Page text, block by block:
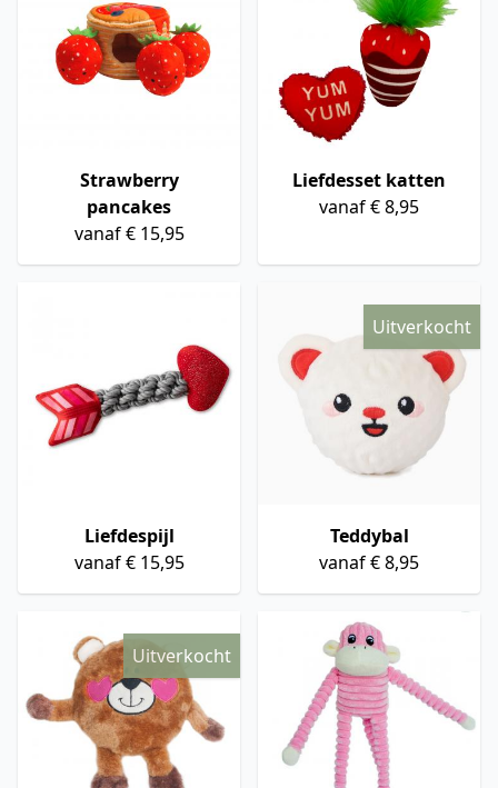
Strawberry
pancakes
vanaf € 15,95
Liefdesset katten
vanaf € 8,95
Liefdespijl
vanaf € 15,95
Teddybal
vanaf € 8,95
Uitverkocht
Uitverkocht